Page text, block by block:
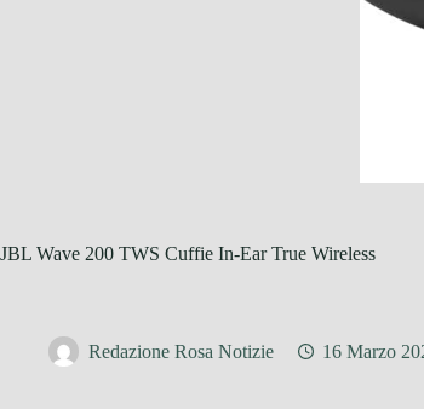
JBL Wave 200 TWS Cuffie In-Ear True Wireless
Redazione Rosa Notizie 16 Marzo